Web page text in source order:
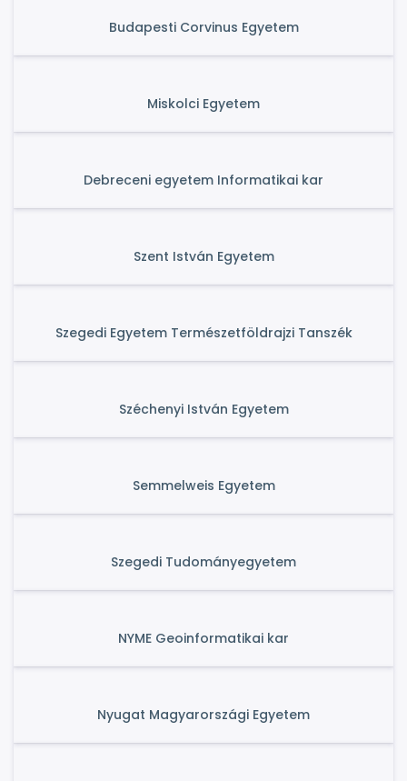
Budapesti Corvinus Egyetem
Miskolci Egyetem
Debreceni egyetem Informatikai kar
Szent István Egyetem
Szegedi Egyetem Természetföldrajzi Tanszék
Széchenyi István Egyetem
Semmelweis Egyetem
Szegedi Tudományegyetem
NYME Geoinformatikai kar
Nyugat Magyarországi Egyetem